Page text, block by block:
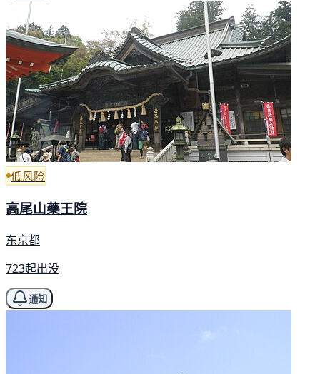
低风险
高尾山藥王院
东京都
723起出没
通知